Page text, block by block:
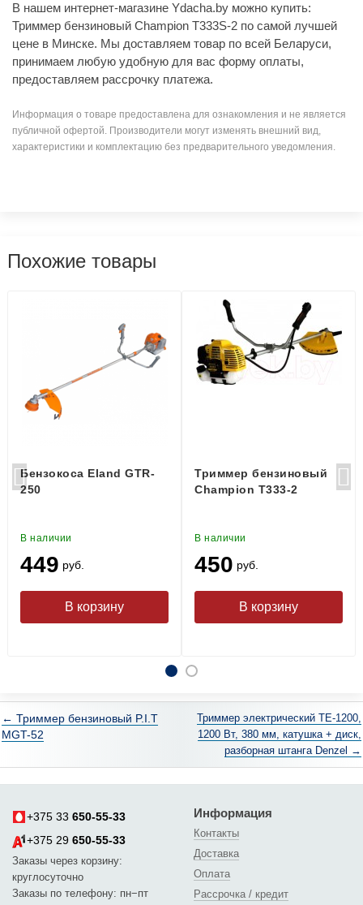
В нашем интернет-магазине Ydacha.by можно купить:
Триммер бензиновый Champion T333S-2 по самой лучшей
цене в Минске. Мы доставляем товар по всей Беларуси,
принимаем любую удобную для вас форму оплаты,
предоставляем рассрочку платежа.
Информация о товаре предоставлена для ознакомления и не является
публичной офертой. Производители могут изменять внешний вид,
характеристики и комплектацию без предварительного уведомления.
Похожие товары
Бензокоса Eland GTR-
250
В наличии
449 руб.
Триммер бензиновый
Champion T333-2
В наличии
450 руб.
← Триммер бензиновый P.I.T
MGT-52
Триммер электрический TE-1200,
1200 Вт, 380 мм, катушка + диск,
разборная штанга Denzel →
+375 33 650-55-33
+375 29 650-55-33
Заказы через корзину:
круглосуточно
Заказы по телефону: пн−пт
Информация
Контакты
Доставка
Оплата
Рассрочка / кредит